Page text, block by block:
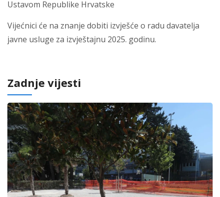
Ustavom Republike Hrvatske
Vijećnici će na znanje dobiti izvješće o radu davatelja
javne usluge za izvještajnu 2025. godinu.
Zadnje vijesti